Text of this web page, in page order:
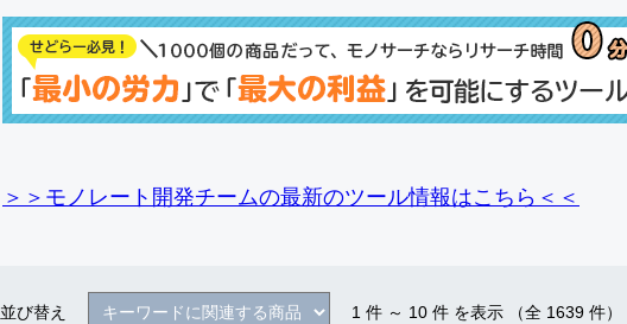
＞＞モノレート開発チームの最新のツール情報はこちら＜＜
並び替え 1 件 ～ 10 件 を表示 （全 1639 件）